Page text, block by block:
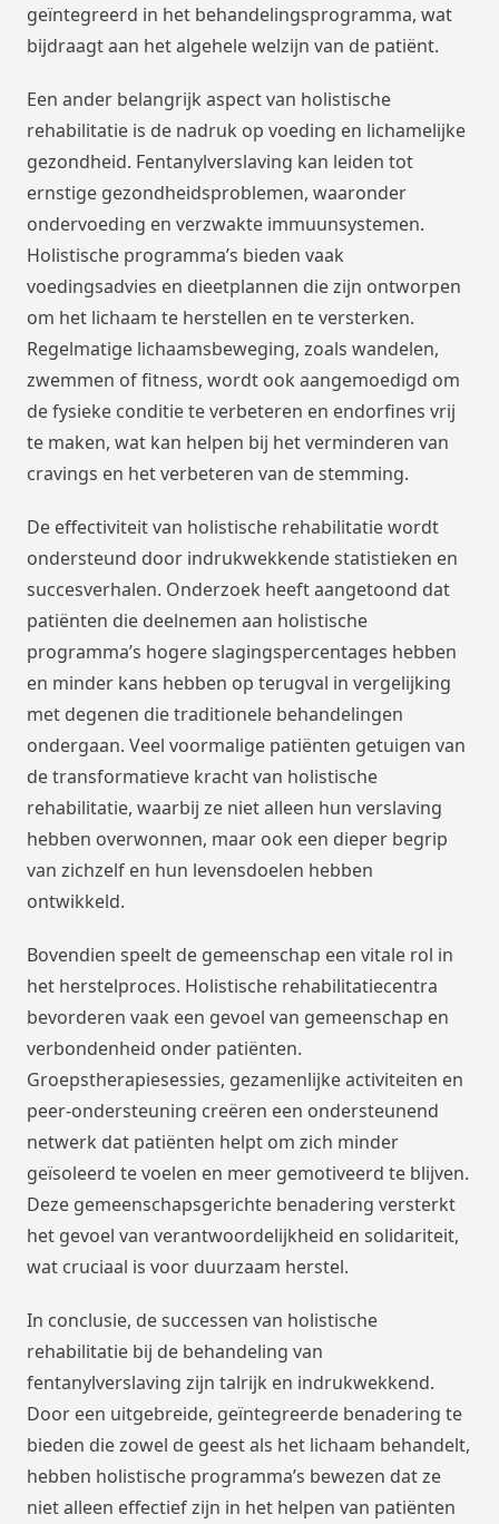
geïntegreerd in het behandelingsprogramma, wat
bijdraagt aan het algehele welzijn van de patiënt.
Een ander belangrijk aspect van holistische
rehabilitatie is de nadruk op voeding en lichamelijke
gezondheid. Fentanylverslaving kan leiden tot
ernstige gezondheidsproblemen, waaronder
ondervoeding en verzwakte immuunsystemen.
Holistische programma’s bieden vaak
voedingsadvies en dieetplannen die zijn ontworpen
om het lichaam te herstellen en te versterken.
Regelmatige lichaamsbeweging, zoals wandelen,
zwemmen of fitness, wordt ook aangemoedigd om
de fysieke conditie te verbeteren en endorfines vrij
te maken, wat kan helpen bij het verminderen van
cravings en het verbeteren van de stemming.
De effectiviteit van holistische rehabilitatie wordt
ondersteund door indrukwekkende statistieken en
succesverhalen. Onderzoek heeft aangetoond dat
patiënten die deelnemen aan holistische
programma’s hogere slagingspercentages hebben
en minder kans hebben op terugval in vergelijking
met degenen die traditionele behandelingen
ondergaan. Veel voormalige patiënten getuigen van
de transformatieve kracht van holistische
rehabilitatie, waarbij ze niet alleen hun verslaving
hebben overwonnen, maar ook een dieper begrip
van zichzelf en hun levensdoelen hebben
ontwikkeld.
Bovendien speelt de gemeenschap een vitale rol in
het herstelproces. Holistische rehabilitatiecentra
bevorderen vaak een gevoel van gemeenschap en
verbondenheid onder patiënten.
Groepstherapiesessies, gezamenlijke activiteiten en
peer-ondersteuning creëren een ondersteunend
netwerk dat patiënten helpt om zich minder
geïsoleerd te voelen en meer gemotiveerd te blijven.
Deze gemeenschapsgerichte benadering versterkt
het gevoel van verantwoordelijkheid en solidariteit,
wat cruciaal is voor duurzaam herstel.
In conclusie, de successen van holistische
rehabilitatie bij de behandeling van
fentanylverslaving zijn talrijk en indrukwekkend.
Door een uitgebreide, geïntegreerde benadering te
bieden die zowel de geest als het lichaam behandelt,
hebben holistische programma’s bewezen dat ze
niet alleen effectief zijn in het helpen van patiënten